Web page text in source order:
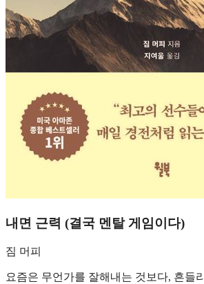
내면 근력 (결국 멘탈 게임이다)
짐 머피
요즘은 무언가를 잘해내는 것보다, 흔들